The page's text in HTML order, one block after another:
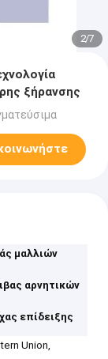
2/7
ξήρανσης
μαλλιών
αρνητικών
επίδειξης
Union,